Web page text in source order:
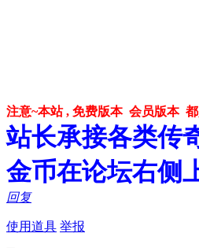
注意~本站 , 免费版本 会员版本
站长承接各类传
金币在论坛右侧
回复
使用道具 举报